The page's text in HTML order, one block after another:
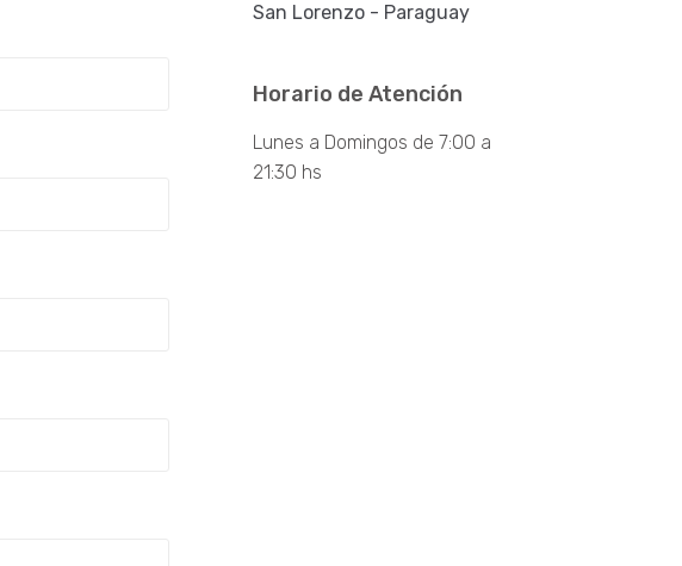
San Lorenzo - Paraguay
Horario de Atención
Lunes a Domingos de 7:00 a
21:30 hs